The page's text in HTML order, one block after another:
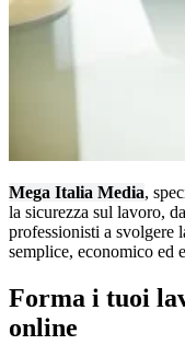
Mega Italia Media,
la sicurezza sul lavoro,
professionisti a svolgere
semplice, economico ed
Forma i tuoi
online